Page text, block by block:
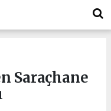
Saraçhane